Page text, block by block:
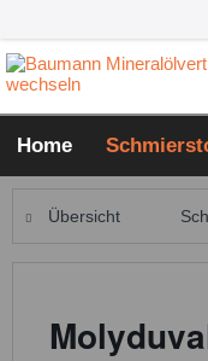
Home
Übersicht